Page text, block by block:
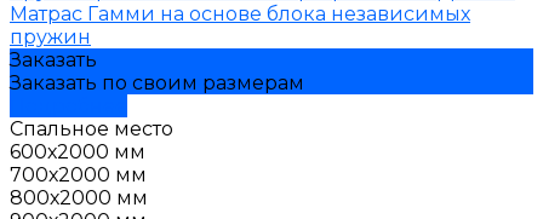
Матрас Гамми на основе блока независимых
пружин
Заказать
Заказать по своим размерам
Спальное место
600х2000 мм
700х2000 мм
800х2000 мм